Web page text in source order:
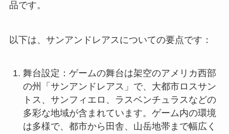
品です。
以下は、サンアンドレアスについての要点です：
舞台設定：ゲームの舞台は架空のアメリカ西部
の州「サンアンドレアス」で、大都市ロスサン
トス、サンフィエロ、ラスベンチュラスなどの
多彩な地域が含まれています。ゲーム内の環境
は多様で、都市から田舎、山岳地帯まで幅広く